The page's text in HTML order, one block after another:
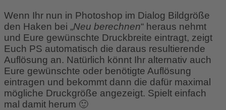
Wenn Ihr nun in Photoshop im Dialog Bildgröße
den Haken bei „Neu berechnen“ heraus nehmt
und Eure gewünschte Druckbreite eintragt, zeigt
Euch PS automatisch die daraus resultierende
Auflösung an. Natürlich könnt Ihr alternativ auch
Eure gewünschte oder benötigte Auflösung
eintragen und bekommt dann die dafür maximal
mögliche Druckgröße angezeigt. Spielt einfach
mal damit herum 🙂